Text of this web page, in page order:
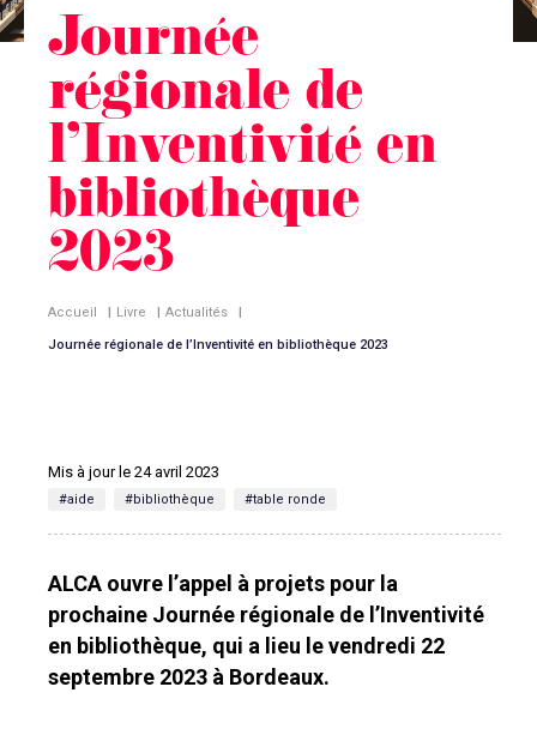
Journée
régionale de
l’Inventivité en
bibliothèque
2023
Accueil | Livre | Actualités |
Journée régionale de l’Inventivité en bibliothèque 2023
Mis à jour le 24 avril 2023
#aide #bibliothèque #table ronde
ALCA ouvre l’appel à projets pour la
prochaine Journée régionale de l’Inventivité
en bibliothèque, qui a lieu le vendredi 22
septembre 2023 à Bordeaux.